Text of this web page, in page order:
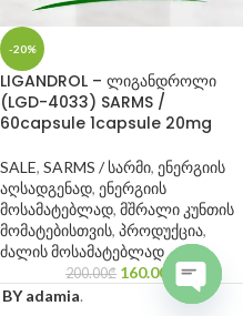
-20%
LIGANDROL – ლიგანდროლი
(LGD-4033) SARMS /
60capsule 1capsule 20mg
SALE, SARMS / სარმი, ენერგიის
აღსადგენად, ენერგიის
მოსამატებლად, მშრალი კუნთის
მომატებისთვის, პროდუქცია,
ძალის მოსამატებლად
200.00₾ 160.00
BY adamia.